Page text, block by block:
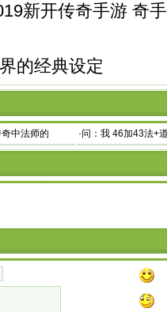
新开传奇手游 奇
的经典设定
中法师的 ·问：我 46加43法+